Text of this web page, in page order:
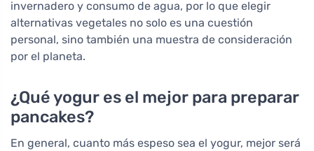
invernadero y consumo de agua, por lo que elegir
alternativas vegetales no solo es una cuestión
personal, sino también una muestra de consideración
por el planeta.
¿Qué yogur es el mejor para preparar
pancakes?
En general, cuanto más espeso sea el yogur, mejor será